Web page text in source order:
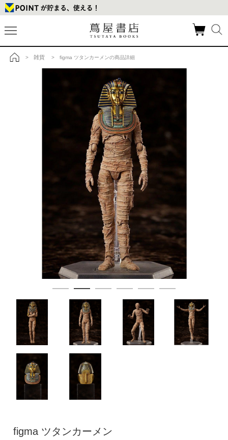
> 雑貨 > figma ツタンカーメンの商品詳細
figma ツタンカーメン